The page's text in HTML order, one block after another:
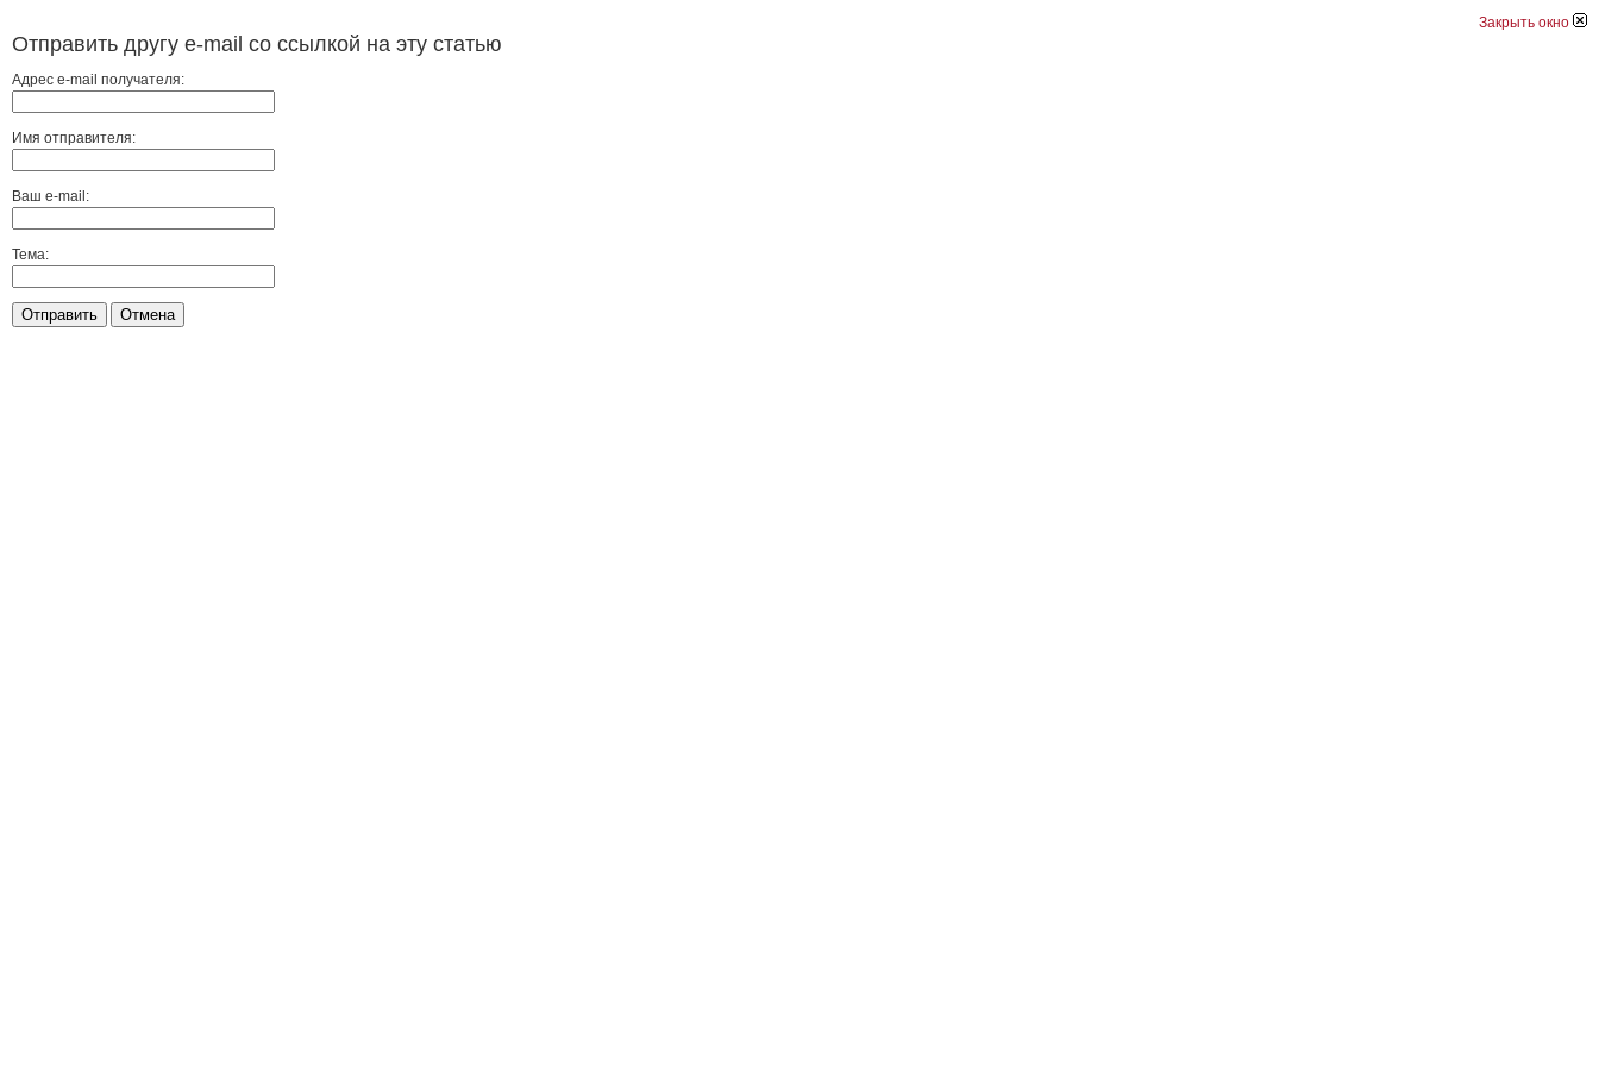
Закрыть окно
Отправить другу e-mail со ссылкой на эту статью
Адрес e-mail получателя:
Имя отправителя:
Ваш e-mail:
Тема:
Отправить Отмена